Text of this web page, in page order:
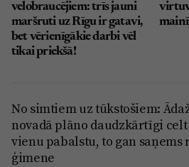
velobraucējiem: trīs jauni
maršruti uz Rīgu ir gatavi,
bet vērienīgākie darbi vēl
tikai priekšā!
No simtiem uz tūkstošiem:
novadā plāno daudzkārtīgi celt
vienu pabalstu, to gan saņems
ģimene